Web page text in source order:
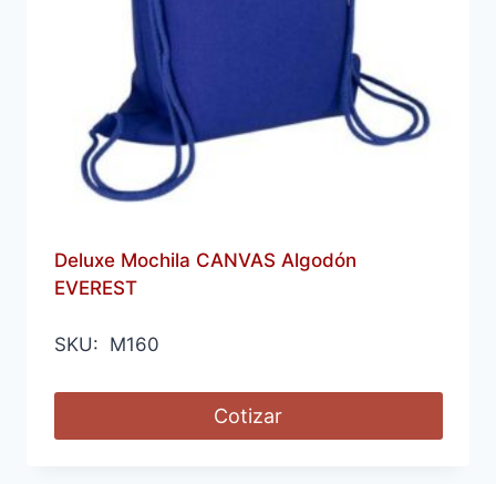
Deluxe Mochila CANVAS Algodón
EVEREST
SKU: M160
Cotizar